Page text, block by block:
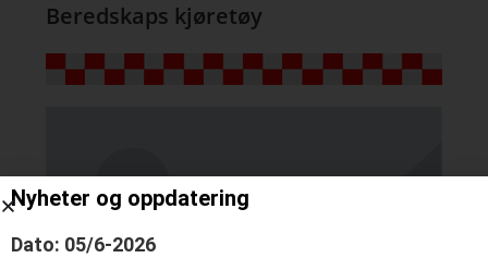
Beredskaps kjøretøy
Nyheter og oppdatering
Dato: 05/6-2026